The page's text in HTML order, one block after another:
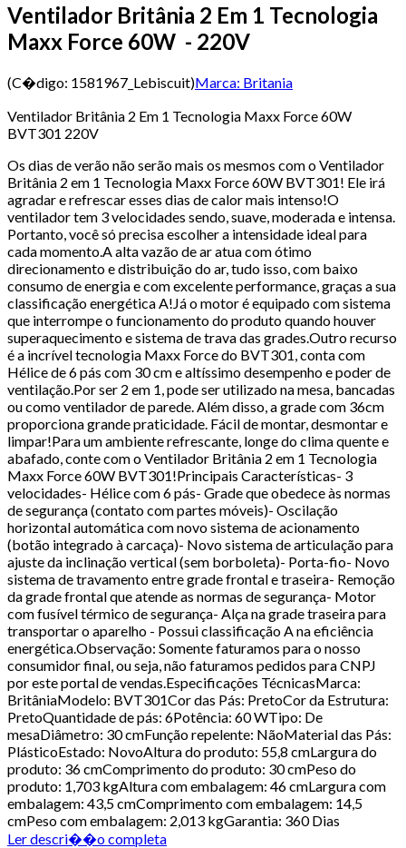
Ventilador Britânia 2 Em 1 Tecnologia
Maxx Force 60W - 220V
(C�digo: 1581967_Lebiscuit)Marca: Britania
Ventilador Britânia 2 Em 1 Tecnologia Maxx Force 60W
BVT301 220V
Os dias de verão não serão mais os mesmos com o Ventilador
Britânia 2 em 1 Tecnologia Maxx Force 60W BVT301! Ele irá
agradar e refrescar esses dias de calor mais intenso!O
ventilador tem 3 velocidades sendo, suave, moderada e intensa.
Portanto, você só precisa escolher a intensidade ideal para
cada momento.A alta vazão de ar atua com ótimo
direcionamento e distribuição do ar, tudo isso, com baixo
consumo de energia e com excelente performance, graças a sua
classificação energética A!Já o motor é equipado com sistema
que interrompe o funcionamento do produto quando houver
superaquecimento e sistema de trava das grades.Outro recurso
é a incrível tecnologia Maxx Force do BVT301, conta com
Hélice de 6 pás com 30 cm e altíssimo desempenho e poder de
ventilação.Por ser 2 em 1, pode ser utilizado na mesa, bancadas
ou como ventilador de parede. Além disso, a grade com 36cm
proporciona grande praticidade. Fácil de montar, desmontar e
limpar!Para um ambiente refrescante, longe do clima quente e
abafado, conte com o Ventilador Britânia 2 em 1 Tecnologia
Maxx Force 60W BVT301!Principais Características- 3
velocidades- Hélice com 6 pás- Grade que obedece às normas
de segurança (contato com partes móveis)- Oscilação
horizontal automática com novo sistema de acionamento
(botão integrado à carcaça)- Novo sistema de articulação para
ajuste da inclinação vertical (sem borboleta)- Porta-fio- Novo
sistema de travamento entre grade frontal e traseira- Remoção
da grade frontal que atende as normas de segurança- Motor
com fusível térmico de segurança- Alça na grade traseira para
transportar o aparelho - Possui classificação A na eficiência
energética.Observação: Somente faturamos para o nosso
consumidor final, ou seja, não faturamos pedidos para CNPJ
por este portal de vendas.Especificações TécnicasMarca:
BritâniaModelo: BVT301Cor das Pás: PretoCor da Estrutura:
PretoQuantidade de pás: 6Potência: 60 WTipo: De
mesaDiâmetro: 30 cmFunção repelente: NãoMaterial das Pás:
PlásticoEstado: NovoAltura do produto: 55,8 cmLargura do
produto: 36 cmComprimento do produto: 30 cmPeso do
produto: 1,703 kgAltura com embalagem: 46 cmLargura com
embalagem: 43,5 cmComprimento com embalagem: 14,5
cmPeso com embalagem: 2,013 kgGarantia: 360 Dias
Ler descri��o completa